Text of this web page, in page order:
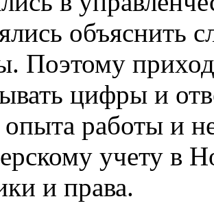
объяснить
Поэтому
цифры и
опыта работы и
учету в
и права.